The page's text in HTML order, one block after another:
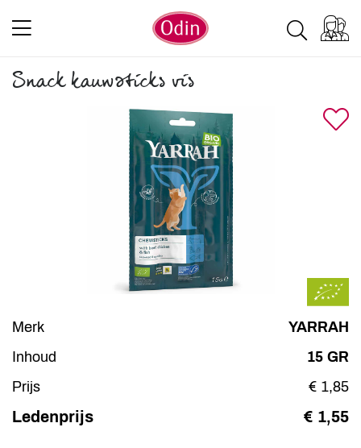
Snack kauwsticks vis
Merk
YARRAH
Inhoud
15 GR
Prijs
€ 1,85
Ledenprijs € 1,55